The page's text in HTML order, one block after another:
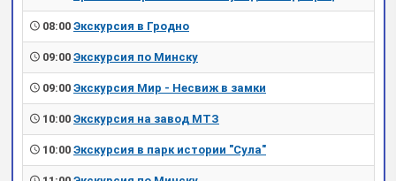
08:00 Экскурсия в Гродно
09:00 Экскурсия по Минску
09:00 Экскурсия Мир - Несвиж в замки
10:00 Экскурсия на завод МТЗ
10:00 Экскурсия в парк истории "Сула"